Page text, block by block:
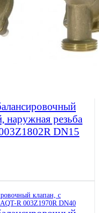
наружная резьба
DN15